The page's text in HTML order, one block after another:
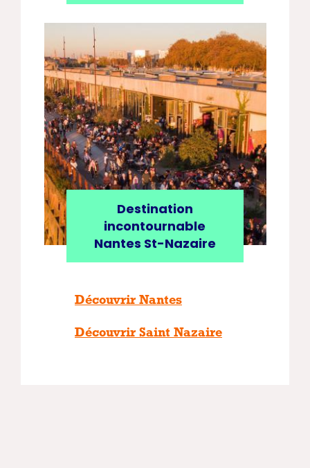
Destination
incontournable
Nantes St-Nazaire
Découvrir Nantes
Découvrir Saint Nazaire